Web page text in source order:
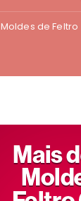
Moldes de Feltro